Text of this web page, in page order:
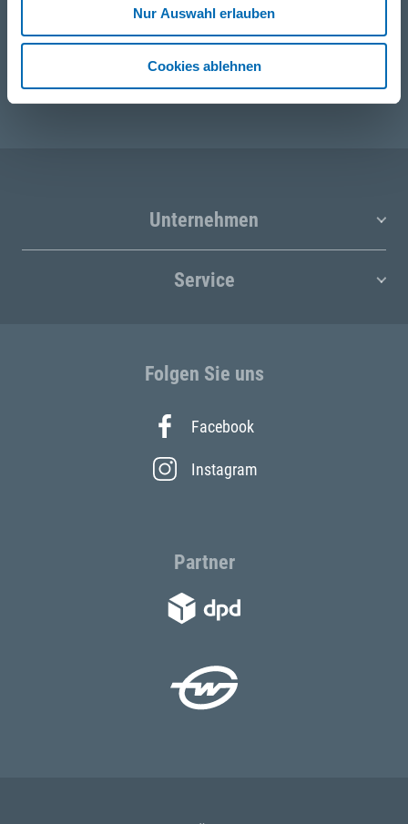
Nur Auswahl erlauben
Cookies ablehnen
Unternehmen
Service
Folgen Sie uns
Facebook
Instagram
Partner